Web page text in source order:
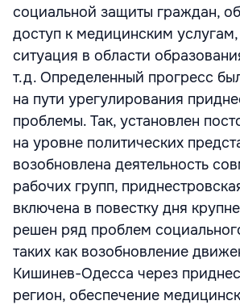
социальной защиты граждан,
доступ к медицинским
ситуация в области
т.д. Определенный прогресс
на пути урегулирования
проблемы. Так, установлен
на уровне политических
возобновлена деятельность
рабочих групп,
включена в повестку дня
решен ряд проблем
таких как возобновление
Кишинев-Одесса через
регион, обеспечение